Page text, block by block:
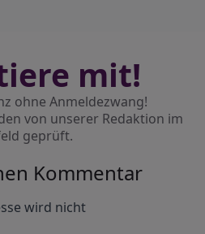
mit!
ohne Anmeldezwang!
von unserer Redaktion im
geprüft.
Kommentar
wird nicht